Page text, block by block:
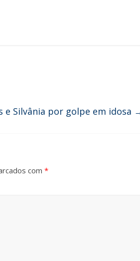
e Silvânia por golpe em idosa
com *